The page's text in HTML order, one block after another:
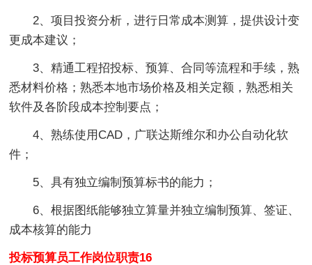
2、项目投资分析，进行日常成本测算，提供设计变
更成本建议；
3、精通工程招投标、预算、合同等流程和手续，熟
悉材料价格；熟悉本地市场价格及相关定额，熟悉相关
软件及各阶段成本控制要点；
4、熟练使用CAD，广联达斯维尔和办公自动化软
件；
5、具有独立编制预算标书的能力；
6、根据图纸能够独立算量并独立编制预算、签证、
成本核算的能力
投标预算员工作岗位职责16